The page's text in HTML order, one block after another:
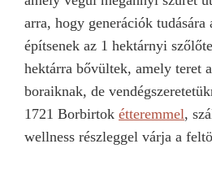
arra, hogy generációk tudására
építsenek az 1 hektárnyi
hektárra bővültek, amely teret
boraiknak, de
1721 Borbirtok étteremmel,
wellness részleggel várja a